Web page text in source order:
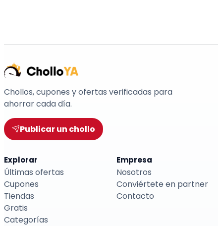
Chollos, cupones y ofertas verificadas para
ahorrar cada día.
Publicar un chollo
Explorar
Últimas ofertas
Cupones
Tiendas
Gratis
Categorías
Empresa
Nosotros
Conviértete en partner
Contacto